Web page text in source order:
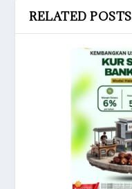
RELATED POSTS